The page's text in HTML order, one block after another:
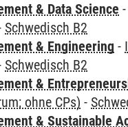
& Data Science -
Schwedisch B2
& Engineering -
Schwedisch B2
&
ohne CPs) -
& Sustainable